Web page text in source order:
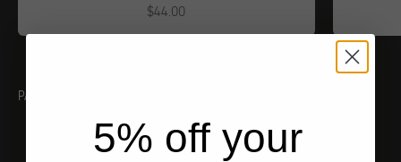
Angebot
$44.00
PASSENDES WERKZEUG
5% off your